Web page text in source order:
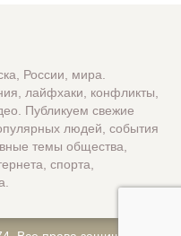
России, мира.
лайфхаки, конфликты,
Публикуем свежие
людей, события
темы общества,
спорта,